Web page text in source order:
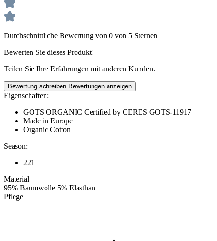
Durchschnittliche Bewertung von 0 von 5 Sternen
Bewerten Sie dieses Produkt!
Teilen Sie Ihre Erfahrungen mit anderen Kunden.
Bewertung schreiben Bewertungen anzeigen
Eigenschaften:
GOTS ORGANIC Certified by CERES GOTS-11917
Made in Europe
Organic Cotton
Season:
221
Material
95% Baumwolle 5% Elasthan
Pflege